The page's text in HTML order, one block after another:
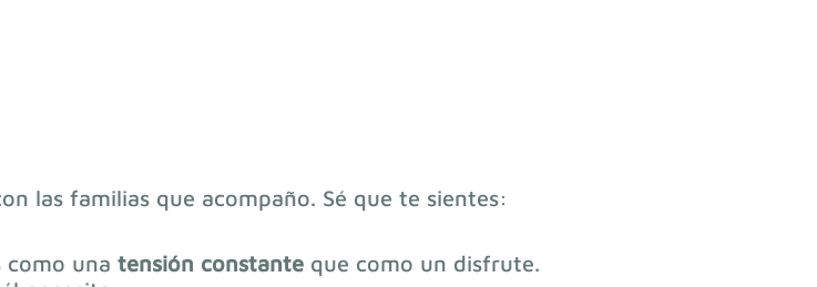
las familias que acompaño. Sé que te sientes:
como una tensión constante que como un disfrute.